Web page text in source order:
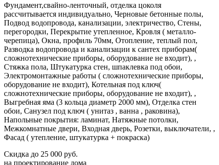
Фундамент,свайно-ленточный, отделка цоколя
рассчитывается индивидуально, Черновые бетонные полы,
Подвод водопровода, канализации, электричество, Стены,
перегородки, Перекрытие утепленное, Кровля ( металло-
черепица), Окна, профиль 70мм, Отопление, теплый пол,
Разводка водопровода и канализации к сантех приборам(
сложнотехнические приборы, оборудование не входит), ,
Стяжка пола, Штукатурка стен, шпаклевка под обои,
Электромонтажные работы ( сложнотехнические приборы,
оборудование не входит), Котельная под ключ(
сложнотехнические приборы, оборудование не входит), ,
Выгребная яма (3 кольца диаметр 2000 мм), Отделка стен
обои, Санузел под ключ ( унитаз , ванна , раковина),
Напольные покрытия: ламинат, Натяжные потолки,
Межкомнатные двери, Входная дверь, Розетки, выключатели, ,
Фасад ( утепление, штукатурка + покраска)
Скидка до 25 000 руб.
на проектирование дома